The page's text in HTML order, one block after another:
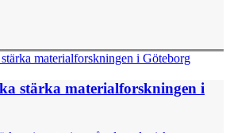
stärka materialforskningen i